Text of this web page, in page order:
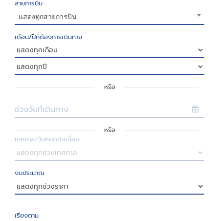
แสดงทุกสายการบิน
สายการบิน
เดือน/ปีที่ต้องการเดินทาง
หรือ
ช่วงวันที่เดินทาง
หรือ
เทศกาล/วันหยุดต่อเนื่อง
งบประมาณ
เรียงตาม